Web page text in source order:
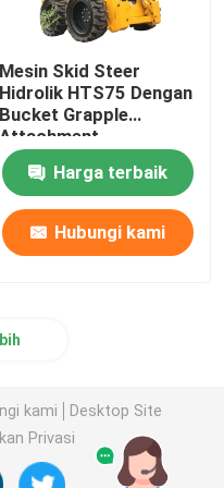
Mesin Skid Steer
Hidrolik HTS75 Dengan
Bucket Grapple
Attachment
Harga terbaik
Hubungi kami
kami
Desktop Site
Privasi